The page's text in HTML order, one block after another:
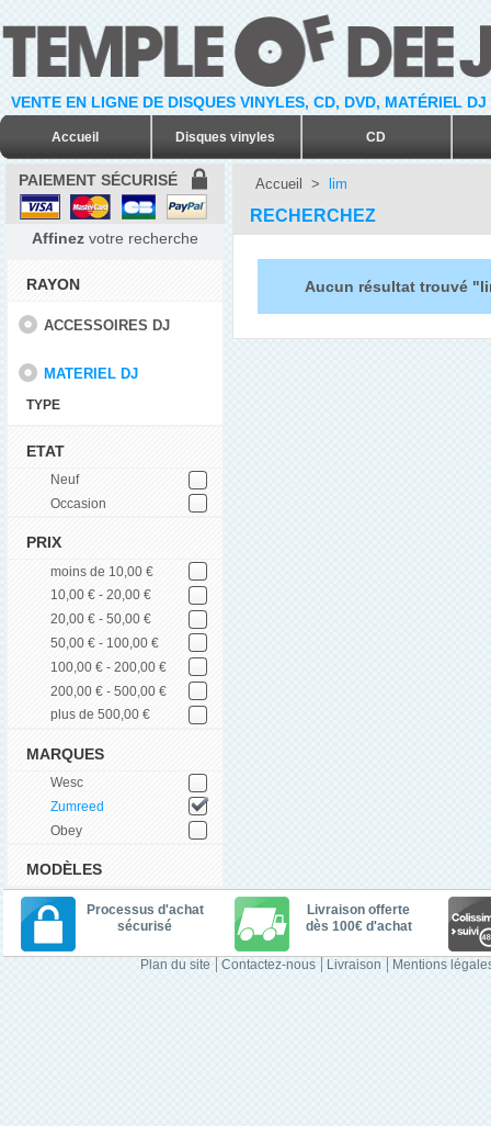
VENTE EN LIGNE DE DISQUES VINYLES, CD, DVD, MATÉRIEL
Accueil Disques vinyles CD
PAIEMENT SÉCURISÉ
Affinez votre recherche
RAYON
ACCESSOIRES DJ
MATERIEL DJ
TYPE
ETAT
Neuf
Occasion
PRIX
moins de 10,00 €
10,00 € - 20,00 €
20,00 € - 50,00 €
50,00 € - 100,00 €
100,00 € - 200,00 €
200,00 € - 500,00 €
plus de 500,00 €
MARQUES
Wesc
Zumreed
Obey
MODÈLES
Accueil > lim
RECHERCHEZ
Aucun résultat trouvé
Processus d'achat
sécurisé
Livraison offerte
dès 100€ d'achat
Plan du site Contactez-nous Livraison Mentions